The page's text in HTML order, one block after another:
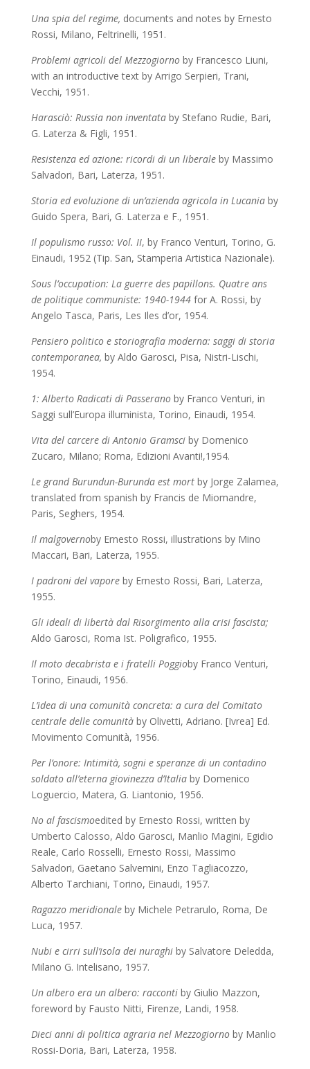
Una spia del regime, documents and notes by Ernesto
Rossi, Milano, Feltrinelli, 1951.
Problemi agricoli del Mezzogiorno by Francesco Liuni,
with an introductive text by Arrigo Serpieri, Trani,
Vecchi, 1951.
Harasciò: Russia non inventata by Stefano Rudie, Bari,
G. Laterza & Figli, 1951.
Resistenza ed azione: ricordi di un liberale by Massimo
Salvadori, Bari, Laterza, 1951.
Storia ed evoluzione di un’azienda agricola in Lucania by
Guido Spera, Bari, G. Laterza e F., 1951.
Il populismo russo: Vol. II, by Franco Venturi, Torino, G.
Einaudi, 1952 (Tip. San, Stamperia Artistica Nazionale).
Sous l’occupation: La guerre des papillons. Quatre ans
de politique communiste: 1940-1944for A. Rossi, by
Angelo Tasca, Paris, Les Iles d’or, 1954.
Pensiero politico e storiografia moderna: saggi di storia
contemporanea, by Aldo Garosci, Pisa, Nistri-Lischi,
1954.
1: Alberto Radicati di Passerano by Franco Venturi, in
Saggi sull’Europa illuminista, Torino, Einaudi, 1954.
Vita del carcere di Antonio Gramsci by Domenico
Zucaro, Milano; Roma, Edizioni Avanti!,1954.
Le grand Burundun-Burunda est mort by Jorge Zalamea,
translated from spanish by Francis de Miomandre,
Paris, Seghers, 1954.
Il malgovernoby Ernesto Rossi, illustrations by Mino
Maccari, Bari, Laterza, 1955.
I padroni del vapore by Ernesto Rossi, Bari, Laterza,
1955.
Gli ideali di libertà dal Risorgimento alla crisi fascista;
Aldo Garosci, Roma Ist. Poligrafico, 1955.
Il moto decabrista e i fratelli Poggioby Franco Venturi,
Torino, Einaudi, 1956.
L’idea di una comunità concreta: a cura del Comitato
centrale delle comunitàby Olivetti, Adriano. [Ivrea] Ed.
Movimento Comunità, 1956.
Per l’onore: Intimità, sogni e speranze di un contadino
soldato all’eterna giovinezza d’Italia by Domenico
Loguercio, Matera, G. Liantonio, 1956.
No al fascismoedited by Ernesto Rossi, written by
Umberto Calosso, Aldo Garosci, Manlio Magini, Egidio
Reale, Carlo Rosselli, Ernesto Rossi, Massimo
Salvadori, Gaetano Salvemini, Enzo Tagliacozzo,
Alberto Tarchiani, Torino, Einaudi, 1957.
Ragazzo meridionale by Michele Petrarulo, Roma, De
Luca, 1957.
Nubi e cirri sull’isola dei nuraghi by Salvatore Deledda,
Milano G. Intelisano, 1957.
Un albero era un albero: racconti by Giulio Mazzon,
foreword by Fausto Nitti, Firenze, Landi, 1958.
Dieci anni di politica agraria nel Mezzogiorno by Manlio
Rossi-Doria, Bari, Laterza, 1958.